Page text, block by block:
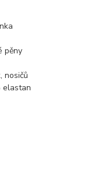
pěny
nosičů
elastan